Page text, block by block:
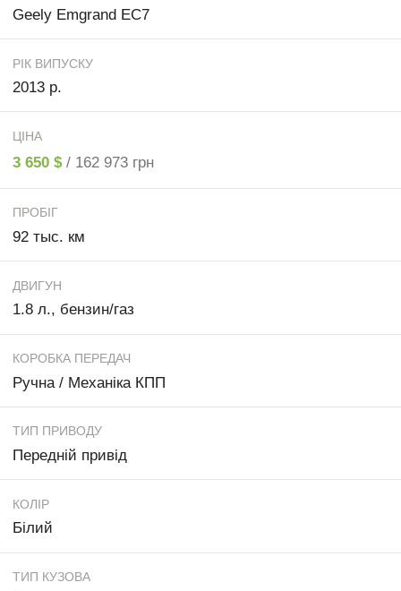
Geely Emgrand EC7
РІК ВИПУСКУ
2013 р.
ЦІНА
3 650 $ / 162 973 грн
ПРОБІГ
92 тыс. км
ДВИГУН
1.8 л., бензин/газ
КОРОБКА ПЕРЕДАЧ
Ручна / Механіка КПП
ТИП ПРИВОДУ
Передній привід
КОЛІР
Білий
ТИП КУЗОВА